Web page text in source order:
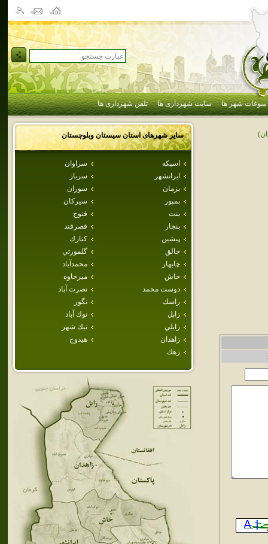
سوغات شهر ها سایت شهرداری ها تلفن شهرداری ها
سایر شهرهای استانسيستان وبلوچستان
اسپكه
سراوان
ايرانشهر
سرباز
بزمان
سوران
بمپور
سيركان
بنت
فنوج
بنجار
قصرقند
پيشين
كنارك
جالق
گلمورتي
چابهار
محمدآباد
خاش
ميرجاوه
دوست محمد
نصرت آباد
راسك
نگور
زابل
نوك آباد
زابلي
نيك شهر
زاهدان
هيدوج
زهك